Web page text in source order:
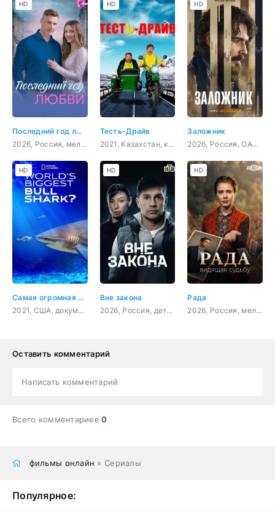
Последний год любви
2026, Россия, мелодрама
HD
Тесть-Драйв
2021, Казахстан, комедия
HD
Заложник
2026, Россия, ОАЭ, Турция, драма, боевик
HD
Самая огромная акула-бык
2021, США, документальный
HD
Вне закона
2026, Россия, детектив, боевик, криминал, драма
HD
Рада
2026, Россия, мелодрама, детектив, криминал
HD
Оставить комментарий
Написать комментарий
Всего комментариев0
фильмы онлайн » Сериалы
Популярное: